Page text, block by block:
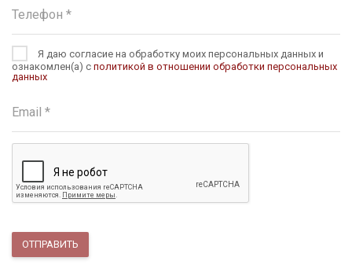
Я даю согласие на обработку моих персональных данных и
ознакомлен(а) с политикой в отношении обработки персональных
данных